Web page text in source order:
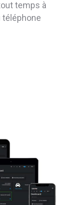
temps à
téléphone